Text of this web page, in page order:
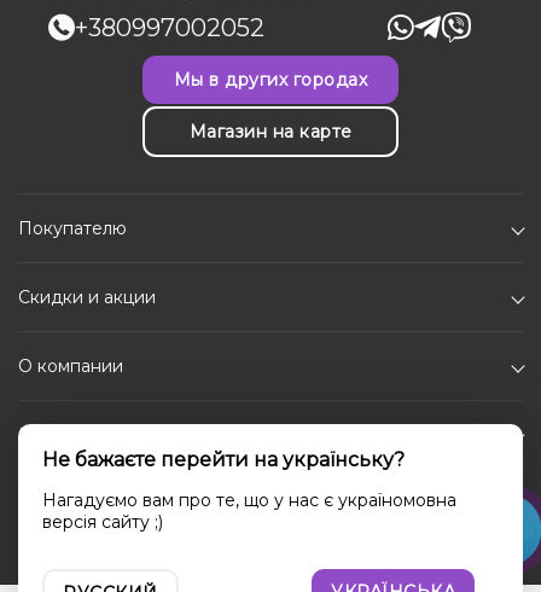
+380997002052
Мы в других городах
Магазин на карте
Покупателю
Скидки и акции
О компании
Каталог
Не бажаєте перейти на українську?
Нагадуємо вам про те, що у нас є україномовна
версія сайту ;)